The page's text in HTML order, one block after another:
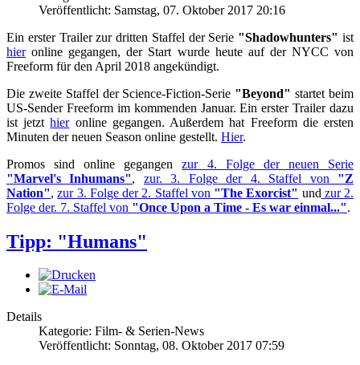
Veröffentlicht: Samstag, 07. Oktober 2017 20:16
Ein erster Trailer zur dritten Staffel der Serie "Shadowhunters" ist
hieronline gegangen, der Start wurde heute auf der NYCC von
Freeform für den April 2018 angekündigt.
Die zweite Staffel der Science-Fiction-Serie "Beyond" startet beim
US-Sender Freeform im kommenden Januar. Ein erster Trailer dazu
ist jetzthieronline gegangen. Außerdem hat Freeform die ersten
Minuten der neuen Season online gestellt. Hier.
Promos sind online gegangenzur 4. Folge der neuen Serie
"Marvel's Inhumans", zur. 3. Folge der 4. Staffel von "Z
Nation",zur 3. Folge der 2. Staffel von "The Exorcist" und zur 2.
Folge der. 7. Staffel von "Once Upon a Time - Es war einmal...".
Tipp: "Humans"
Details
Kategorie: Film- & Serien-News
Veröffentlicht: Sonntag, 08. Oktober 2017 07:59